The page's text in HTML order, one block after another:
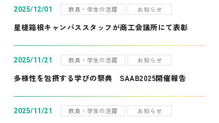
2025/12/01 教員・学生の活躍 お知らせ
星槎箱根キャンパススタッフが商工会議所にて表彰
2025/11/21 教員・学生の活躍 お知らせ
多様性を包摂する学びの祭典 SAAB2025開催報告
2025/11/21 教員・学生の活躍 お知らせ